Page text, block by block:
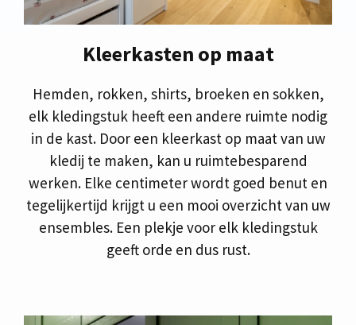
Kleerkasten op maat
Hemden, rokken, shirts, broeken en sokken,
elk kledingstuk heeft een andere ruimte nodig
in de kast. Door een kleerkast op maat van uw
kledij te maken, kan u ruimtebesparend
werken. Elke centimeter wordt goed benut en
tegelijkertijd krijgt u een mooi overzicht van uw
ensembles. Een plekje voor elk kledingstuk
geeft orde en dus rust.